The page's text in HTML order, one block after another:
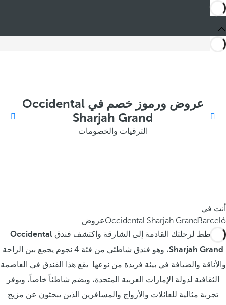
عروض ورموز خصم في Occidental
Sharjah Grand
الترقيات والخصومات
أنت في
Barceló
Occidental Sharjah Grandعروض
خطط لرحلتك القادمة إلى الشارقة واكتشف فندق Occidental
Sharjah Grand
، وهو فندق شاطئي من فئة 4 نجوم يجمع بين الراحة
والأناقة والضيافة في بيئة فريدة من نوعها. يقع هذا الفندق في العاصمة
الثقافية لدولة الإمارات العربية المتحدة، ويضم شاطئاً خاصاً، ويوفر
تجربة مثالية للعائلات والأزواج والمسافرين الذين يبحثون عن مزيج